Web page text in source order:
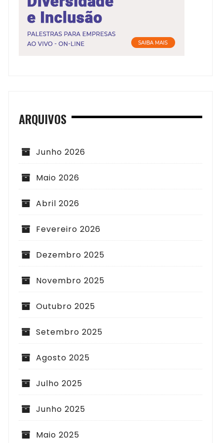
ARQUIVOS
Junho 2026
Maio 2026
Abril 2026
Fevereiro 2026
Dezembro 2025
Novembro 2025
Outubro 2025
Setembro 2025
Agosto 2025
Julho 2025
Junho 2025
Maio 2025